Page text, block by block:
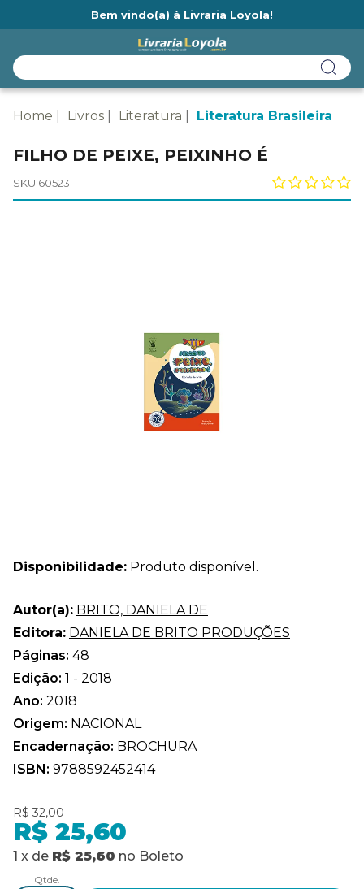
Bem vindo(a) à Livraria Loyola!
Home Livros Literatura Literatura Brasileira
FILHO DE PEIXE, PEIXINHO É
SKU 60523
Disponibilidade: Produto disponível.
Autor(a): BRITO, DANIELA DE
Editora: DANIELA DE BRITO PRODUÇÕES
Páginas: 48
Edição: 1 - 2018
Ano: 2018
Origem: NACIONAL
Encadernação: BROCHURA
ISBN: 9788592452414
R$ 32,00
R$ 25,60
1 x de R$ 25,60 no Boleto
Qtde.